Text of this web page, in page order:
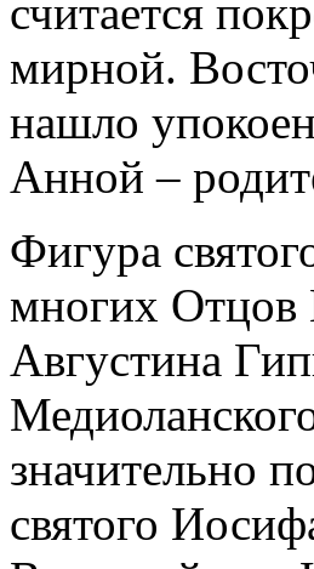
считается
мирной.
нашло
Анной –
Фигура
многих Отцов
Августина
значительно
святого